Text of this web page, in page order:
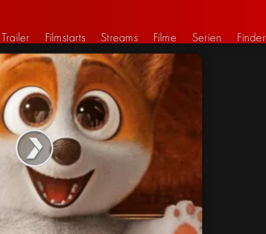
Trailer Filmstarts Streams Filme Serien Finder